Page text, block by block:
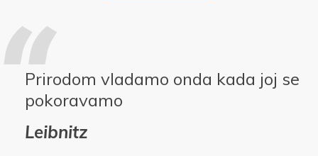
Prirodom vladamo onda kada joj se
pokoravamo
Leibnitz